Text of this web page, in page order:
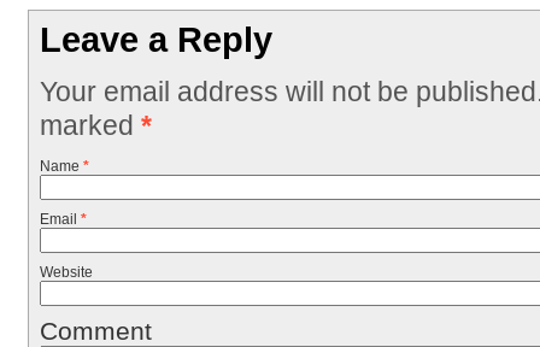
Leave a Reply
Your email address will not be
marked *
Name *
Email *
Website
Comment